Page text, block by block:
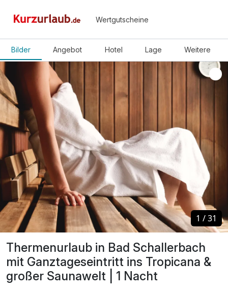
Wertgutscheine
Bilder Angebot Hotel Lage Weitere
Thermenurlaub in Bad Schallerbach
mit Ganztageseintritt ins Tropicana &
großer Saunawelt | 1 Nacht
1 /31
1 /31